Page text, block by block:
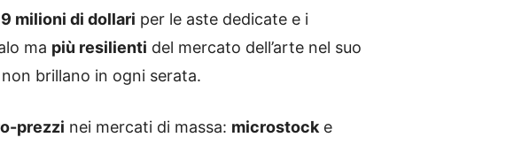
milioni di dollari per le aste dedicate e i
ma più resilienti del mercato dell’arte nel suo
brillano in ogni serata.
prezzi nei mercati di massa: microstock e